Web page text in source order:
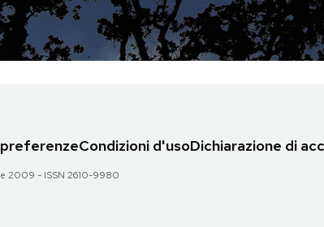
Condizioni d'usoDichiarazione di
2009 - ISSN 2610-9980